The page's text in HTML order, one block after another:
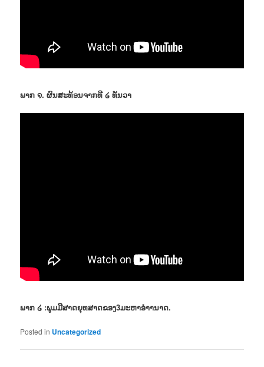
ພາກ ໑. ຜົນສະທ້ອນຈາກທີ ໒ ທັນວາ
ພາກ ໒ :ພູມມີສາດຍຸທສາດຂອງ3ມະຫາອຳານາດ.
Posted in Uncategorized